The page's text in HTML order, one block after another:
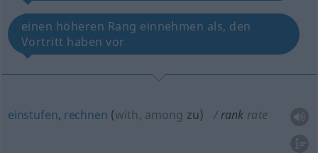
einen höheren Rang einnehmen als, den
Vortritt haben vor
einstufen, rechnen (with, among zu) rank rate